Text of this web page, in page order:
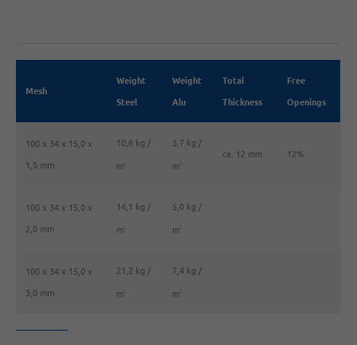
Mesh
Weight
Steel
Weight
Alu
Total
Thickness
Free
Openings
100 x 34 x 15,0 x
1,5 mm
10,6 kg /
m
3,7 kg /
m
ca. 12 mm 12%
100 x 34 x 15,0 x
2,0 mm
14,1 kg /
m
5,0 kg /
m
100 x 34 x 15,0 x
3,0 mm
21,2 kg /
m
7,4 kg /
m